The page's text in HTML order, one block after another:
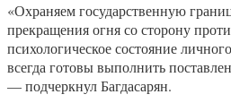
«Охраняем государственную
прекращения огня со сторону
психологическое состояние
всегда готовы выполнить
— подчеркнул Багдасарян.